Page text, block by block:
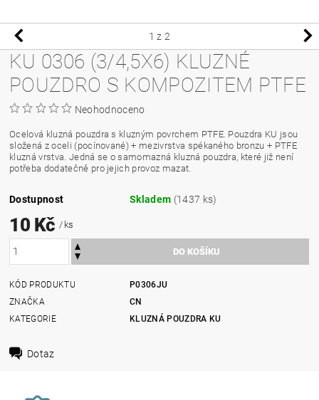
1 z 2
KU 0306 (3/4,5X6) KLUZNÉ
POUZDRO S KOMPOZITEM PTFE
Neohodnoceno
Ocelová kluzná pouzdra s kluzným povrchem PTFE. Pouzdra KU jsou
složená z oceli (pocínované) + mezivrstva spékaného bronzu + PTFE
kluzná vrstva. Jedná se o samomazná kluzná pouzdra, které již není
potřeba dodatečně pro jejich provoz mazat.
Dostupnost Skladem (1437 ks)
10 Kč/ ks
KÓD PRODUKTU
P0306JU
ZNAČKA
CN
KATEGORIE
KLUZNÁ POUZDRA KU
Dotaz